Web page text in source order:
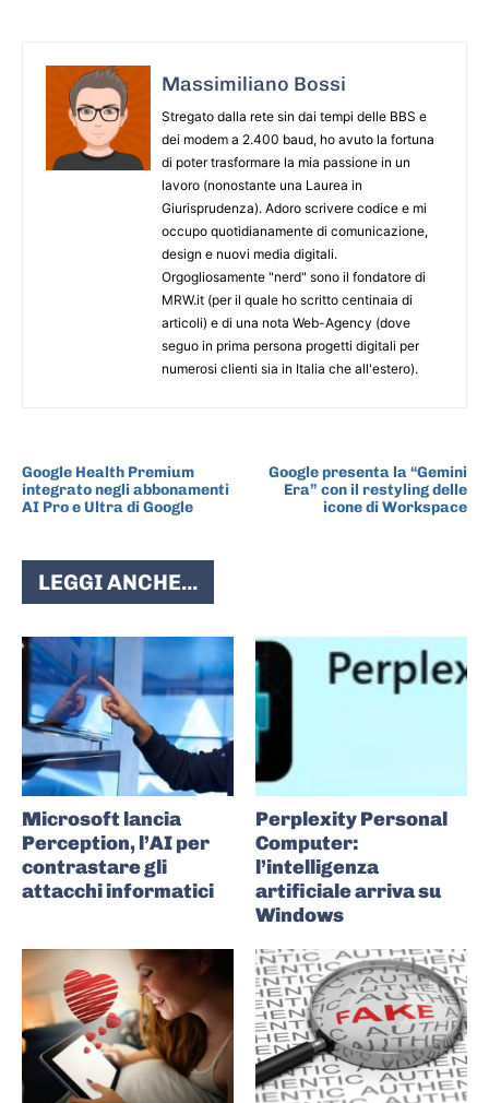
Massimiliano Bossi
Stregato dalla rete sin dai tempi delle BBS e
dei modem a 2.400 baud, ho avuto la fortuna
di poter trasformare la mia passione in un
lavoro (nonostante una Laurea in
Giurisprudenza). Adoro scrivere codice e mi
occupo quotidianamente di comunicazione,
design e nuovi media digitali.
Orgogliosamente "nerd" sono il fondatore di
MRW.it (per il quale ho scritto centinaia di
articoli) e di una nota Web-Agency (dove
seguo in prima persona progetti digitali per
numerosi clienti sia in Italia che all'estero).
Google Health Premium
integrato negli abbonamenti
AI Pro e Ultra di Google
Google presenta la “Gemini
Era” con il restyling delle
icone di Workspace
LEGGI ANCHE...
Microsoft lancia
Perception, l’AI per
contrastare gli
attacchi informatici
Perplexity Personal
Computer:
l’intelligenza
artificiale arriva su
Windows